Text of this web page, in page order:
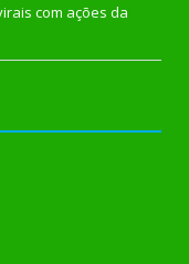
com ações da